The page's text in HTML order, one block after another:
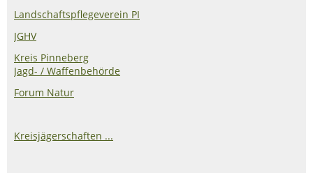
Landschaftspflegeverein PI
JGHV
Kreis Pinneberg
Jagd- / Waffenbehörde
Forum Natur
Kreisjägerschaften ...